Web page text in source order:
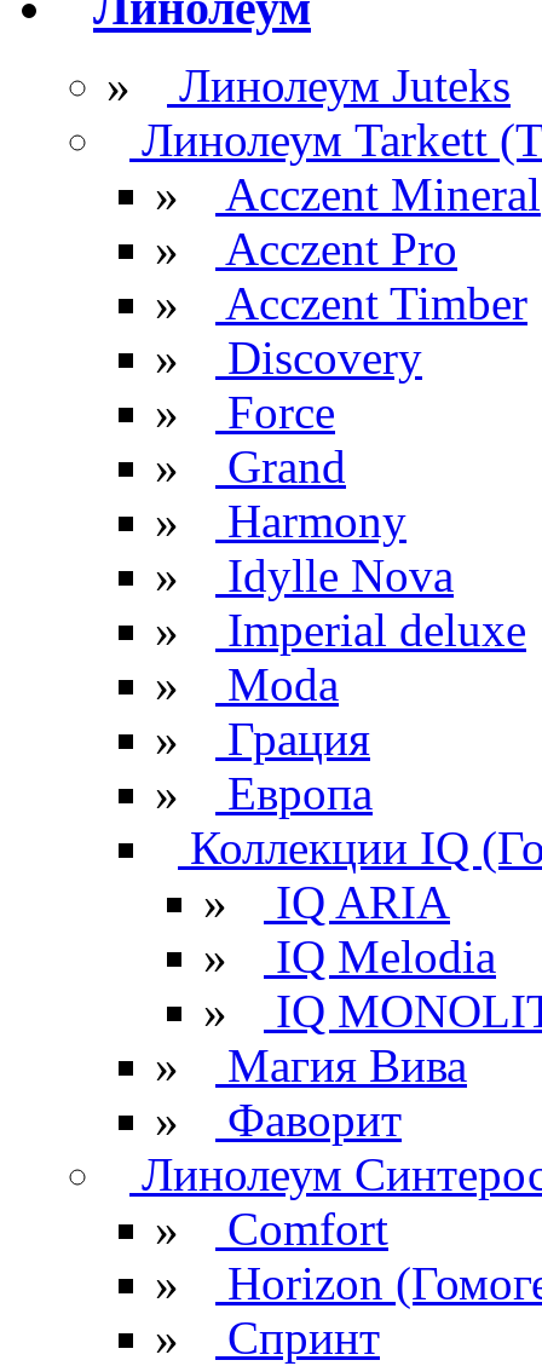
»
Линолеум Juteks
Линолеум Tarkett
»
Acczent Mineral
»
Acczent Pro
»
Acczent Timber
»
Discovery
»
Force
»
Grand
»
Harmony
»
Idylle Nova
»
Imperial deluxe
»
Moda
»
Грация
»
Европа
Коллекции IQ
»
IQ ARIA
»
IQ Melodia
»
IQ
»
Магия Вива
»
Фаворит
Линолеум
»
Comfort
»
Horizon
»
Спринт